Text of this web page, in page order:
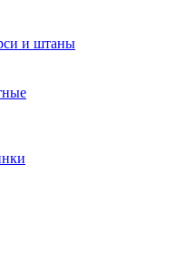
и штаны